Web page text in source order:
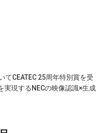
てCEATEC 25周年特別賞を受
実現するNECの映像認識×生成